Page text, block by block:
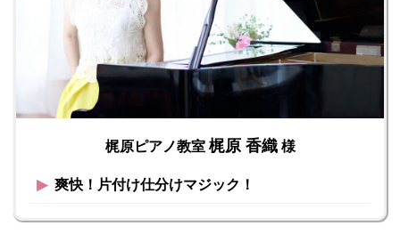
梶原ピアノ教室梶原 香織様
▶︎ 爽快！片付け仕分けマジック！